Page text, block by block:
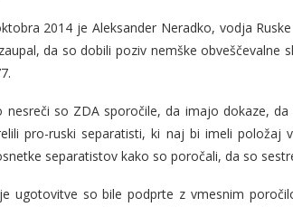
2014 je Aleksander Neradko, vodja
da so dobili poziv nemške obveščevalne
nesreči so ZDA sporočile, da imajo dokaze,
pro-ruski separatisti, ki naj bi imeli
separatistov kako so poročali, da so
ugotovitve so bile podprte z vmesnim